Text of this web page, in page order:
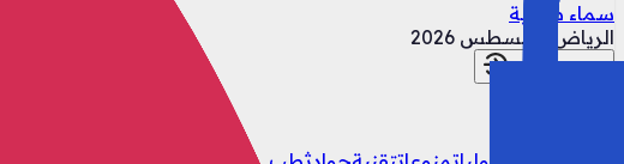
سماء صافية
الرياض